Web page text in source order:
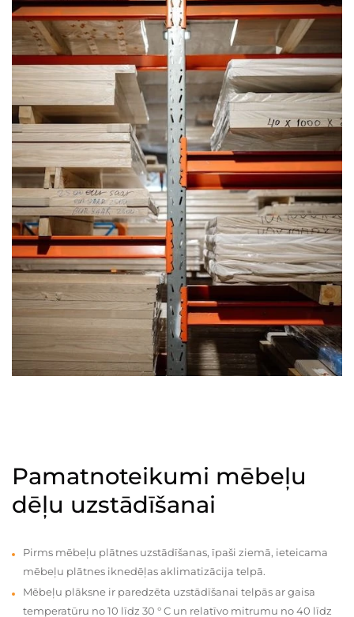
Pamatnoteikumi mēbeļu
dēļu uzstādīšanai
Pirms mēbeļu plātnes uzstādīšanas, īpaši ziemā, ieteicama
mēbeļu plātnes iknedēļas aklimatizācija telpā.
Mēbeļu plāksne ir paredzēta uzstādīšanai telpās ar gaisa
temperatūru no 10 līdz 30 ° C un relatīvo mitrumu no 40 līdz